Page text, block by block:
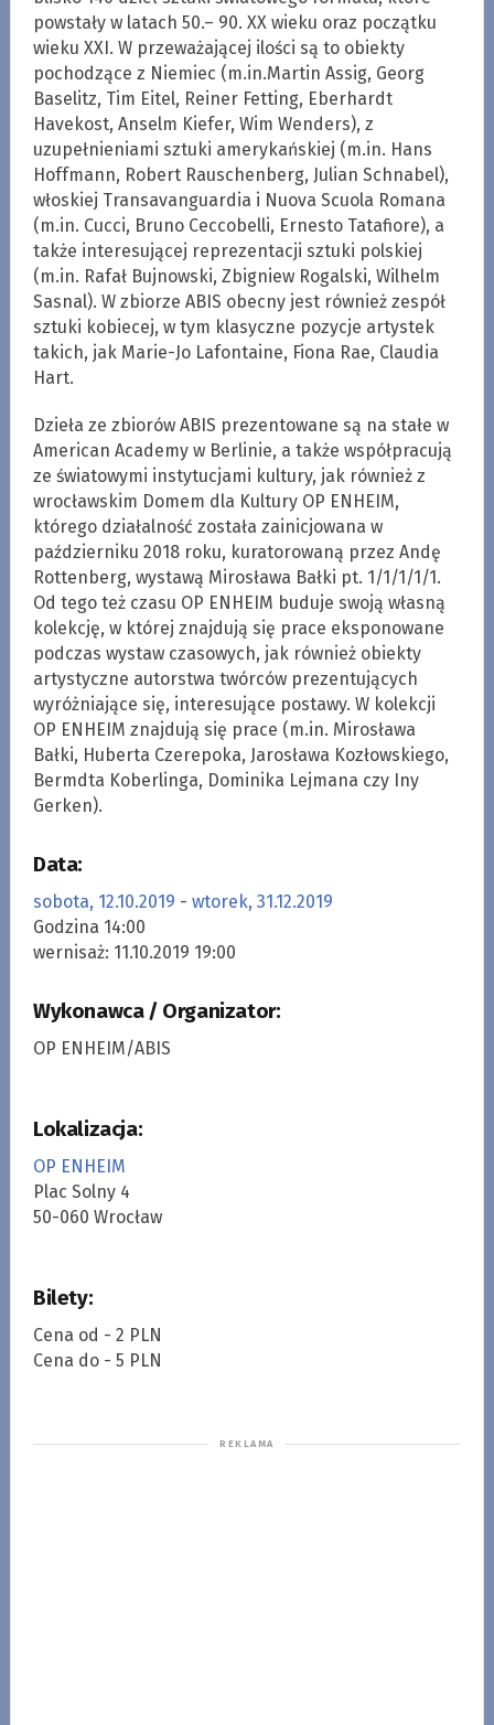
powstały w latach 50.– 90. XX wieku oraz początku
wieku XXI. W przeważającej ilości są to obiekty
pochodzące z Niemiec (m.in.Martin Assig, Georg
Baselitz, Tim Eitel, Reiner Fetting, Eberhardt
Havekost, Anselm Kiefer, Wim Wenders), z
uzupełnieniami sztuki amerykańskiej (m.in. Hans
Hoffmann, Robert Rauschenberg, Julian Schnabel),
włoskiej Transavanguardia i Nuova Scuola Romana
(m.in. Cucci, Bruno Ceccobelli, Ernesto Tatafiore), a
także interesującej reprezentacji sztuki polskiej
(m.in. Rafał Bujnowski, Zbigniew Rogalski, Wilhelm
Sasnal). W zbiorze ABIS obecny jest również zespół
sztuki kobiecej, w tym klasyczne pozycje artystek
takich, jak Marie-Jo Lafontaine, Fiona Rae, Claudia
Hart.
Dzieła ze zbiorów ABIS prezentowane są na stałe w
American Academy w Berlinie, a także współpracują
ze światowymi instytucjami kultury, jak również z
wrocławskim Domem dla Kultury OP ENHEIM,
którego działalność została zainicjowana w
październiku 2018 roku, kuratorowaną przez Andę
Rottenberg, wystawą Mirosława Bałki pt. 1/1/1/1/1.
Od tego też czasu OP ENHEIM buduje swoją własną
kolekcję, w której znajdują się prace eksponowane
podczas wystaw czasowych, jak również obiekty
artystyczne autorstwa twórców prezentujących
wyróżniające się, interesujące postawy. W kolekcji
OP ENHEIM znajdują się prace (m.in. Mirosława
Bałki, Huberta Czerepoka, Jarosława Kozłowskiego,
Bermdta Koberlinga, Dominika Lejmana czy Iny
Gerken).
Data:
sobota, 12.10.2019 - wtorek, 31.12.2019
Godzina 14:00
wernisaż: 11.10.2019 19:00
Wykonawca / Organizator:
OP ENHEIM/ABIS
Lokalizacja:
OP ENHEIM
Plac Solny 4
50-060 Wrocław
Bilety:
Cena od - 2 PLN
Cena do - 5 PLN